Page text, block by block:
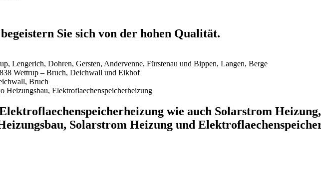
Sie sich von der hohen Qualität.
Lengerich, Dohren, Gersten, Andervenne, Fürstenau und Bippen, Langen, Berge
Wettrup – Bruch, Deichwall und Eikhof
Bruch
Heizungsbau, Elektroflaechenspeicherheizung
wie auch Solarstrom
Solarstrom Heizung und